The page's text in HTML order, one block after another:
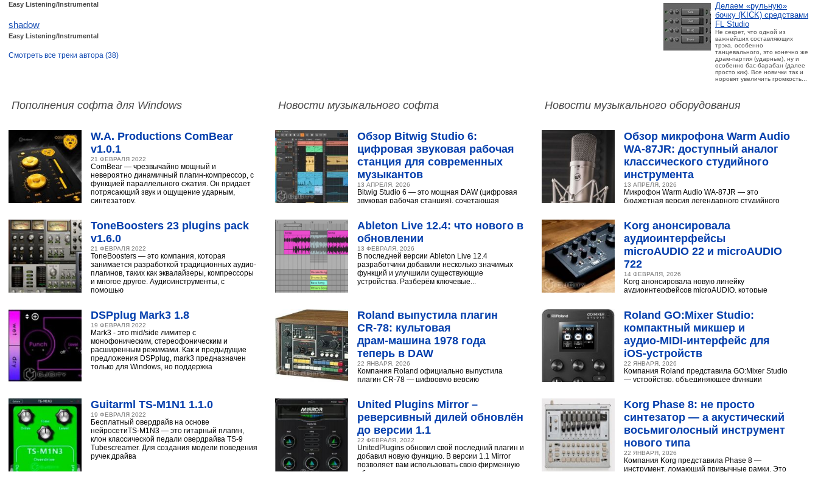
Делаем «рульную»
бочку (KICK) средствами
FL Studio
Не секрет, что одной из
важнейших составляющих
трэка, особенно
танцевального, это конечно же
драм-партия (ударные), ну и
особенно бас-барабан (далее
просто кик). Все новички так и
норовят увеличить громкость...
Easy Listening/Instrumental
shadow
Easy Listening/Instrumental
Смотреть все треки автора (38)
Пополнения софта для Windows
W.A. Productions ComBear
v1.0.1
21 ФЕВРАЛЯ 2022
ComBear — чрезвычайно мощный и
невероятно динамичный плагин-компрессор, с
функцией параллельного сжатия. Он придает
потрясающий звук и ощущение ударным,
синтезатору,
ToneBoosters 23 plugins pack
v1.6.0
21 ФЕВРАЛЯ 2022
ToneBoosters — это компания, которая
занимается разработкой традиционных аудио-
плагинов, таких как эквалайзеры, компрессоры
и многое другое. Аудиоинструменты, с
помощью
DSPplug Mark3 1.8
19 ФЕВРАЛЯ 2022
Mark3 - это mid/side лимитер с
монофоническим, стереофоническим и
расширенным режимами. Как и предыдущие
предложения DSPplug, mark3 предназначен
только для Windows, но поддержка
Guitarml TS-M1N1 1.1.0
19 ФЕВРАЛЯ 2022
Бесплатный овердрайв на основе
нейросетиTS-M1N3 — это гитарный плагин,
клон классической педали овердрайва TS-9
Tubescreamer. Для создания модели поведения
ручек драйва
Новости музыкального софта
Обзор Bitwig Studio 6:
цифровая звуковая рабочая
станция для современных
музыкантов
13 АПРЕЛЯ, 2026
Bitwig Studio 6 — это мощная DAW (цифровая
звуковая рабочая станция), сочетающая
Ableton Live 12.4: что нового в
обновлении
13 ФЕВРАЛЯ, 2026
В последней версии Ableton Live 12.4
разработчики добавили несколько значимых
функций и улучшили существующие
устройства. Разберём ключевые...
Roland выпустила плагин
CR‑78: культовая
драм‑машина 1978 года
теперь в DAW
22 ЯНВАРЯ, 2026
Компания Roland официально выпустила
плагин CR-78 — цифровую версию
United Plugins Mirror –
реверсивный дилей обновлён
до версии 1.1
22 ФЕВРАЛЯ, 2022
UnitedPlugins обновил свой последний плагин и
добавил новую функцию. В версии 1.1 Mirror
позволяет вам использовать свою фирменную
обратную...
Новости музыкального оборудования
Обзор микрофона Warm Audio
WA‑87JR: доступный аналог
классического студийного
инструмента
13 АПРЕЛЯ, 2026
Микрофон Warm Audio WA‑87JR — это
бюджетная версия легендарного студийного
Korg анонсировала
аудиоинтерфейсы
microAUDIO 22 и microAUDIO
722
14 ФЕВРАЛЯ, 2026
Korg анонсировала новую линейку
аудиоинтерфейсов microAUDIO, которые
Roland GO:Mixer Studio:
компактный микшер и
аудио‑MIDI‑интерфейс для
iOS‑устройств
22 ЯНВАРЯ, 2026
Компания Roland представила GO:Mixer Studio
— устройство, объединяющее функции
Korg Phase 8: не просто
синтезатор — а акустический
восьмиголосный инструмент
нового типа
22 ЯНВАРЯ, 2026
Компания Korg представила Phase 8 —
инструмент, ломающий привычные рамки. Это